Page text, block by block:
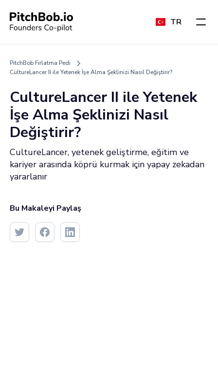
TR
PitchBob Fırlatma Pedi
CultureLancer II ile Yetenek İşe Alma Şeklinizi Nasıl Değiştirir?
CultureLancer II ile Yetenek
İşe Alma Şeklinizi Nasıl
Değiştirir?
CultureLancer, yetenek geliştirme, eğitim ve
kariyer arasında köprü kurmak için yapay zekadan
yararlanır
Bu Makaleyi Paylaş